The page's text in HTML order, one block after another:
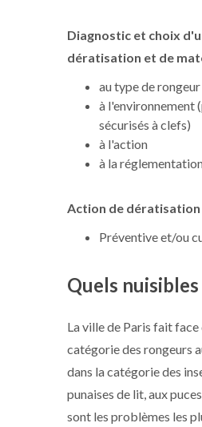
Diagnostic et choix
dératisation et de
au type de rongeur
à l'environnement
sécurisés à clefs)
à l'action
à la
Action de dératisation
Préventive et/ou
Quels nuisibles
La ville de Paris fait face
catégorie des rongeurs
dans la catégorie des
punaises de lit, aux
sont les problèmes les